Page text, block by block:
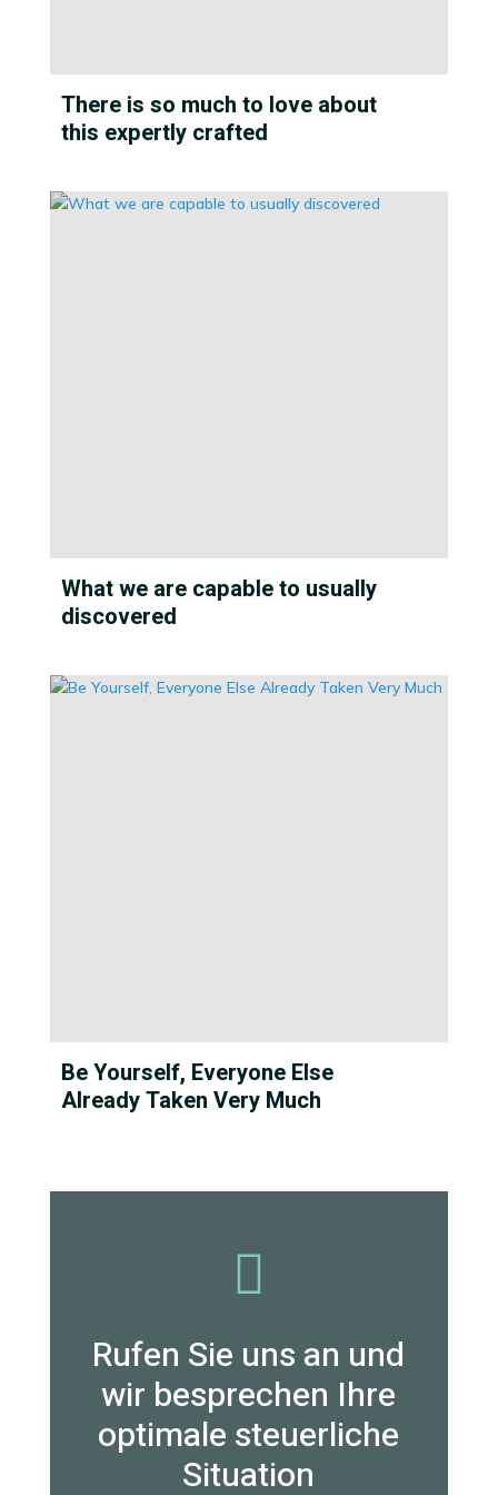
There is so much to love about
this expertly crafted
What we are capable to usually
discovered
Be Yourself, Everyone Else
Already Taken Very Much

Rufen Sie uns an und
wir besprechen Ihre
optimale steuerliche
Situation